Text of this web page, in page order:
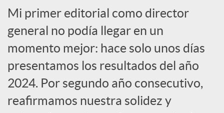
e
n
R
Mi primer editorial como director
general no podía llegar en un
momento mejor: hace solo unos días
presentamos los resultados del año
2024. Por segundo año consecutivo,
reafirmamos nuestra solidez y